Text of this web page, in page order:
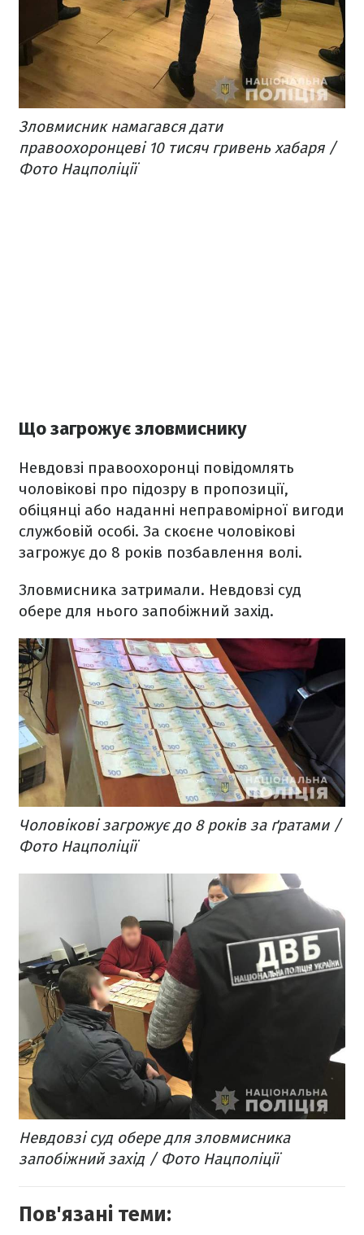
Зловмисник намагався дати
правоохоронцеві 10 тисяч гривень хабаря /
Фото Нацполіції
Що загрожує зловмиснику
Невдовзі правоохоронці повідомлять
чоловікові про підозру в пропозиції,
обіцянці або наданні неправомірної вигоди
службовій особі. За скоєне чоловікові
загрожує до 8 років позбавлення волі.
Зловмисника затримали. Невдовзі суд
обере для нього запобіжний захід.
Чоловікові загрожує до 8 років за ґратами /
Фото Нацполіції
Невдовзі суд обере для зловмисника
запобіжний захід / Фото Нацполіції
Пов'язані теми: